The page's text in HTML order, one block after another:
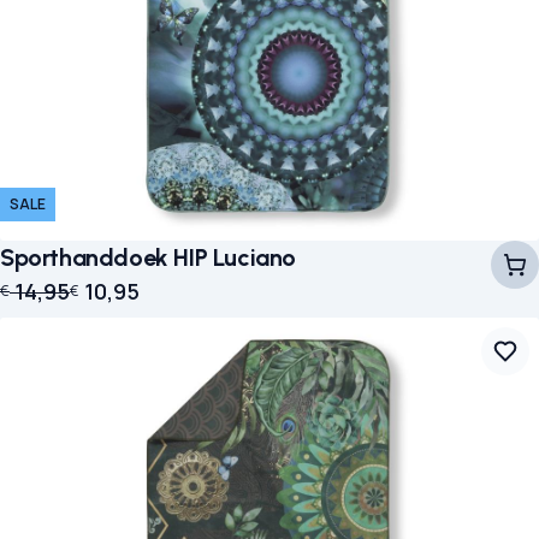
SALE
Sporthanddoek HIP Luciano
€14,95
Oorspronkelijke prijs was: € 14,95.
€ 10,95
Huidige prijs is: € 10,95.